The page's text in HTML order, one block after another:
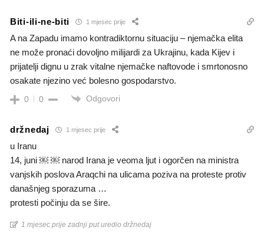
Biti-ili-ne-biti 1 mjesec prije
A na Zapadu imamo kontradiktornu situaciju – njemačka elita
ne može pronaći dovoljno milijardi za Ukrajinu, kada Kijev i
prijatelji dignu u zrak vitalne njemačke naftovode i smrtonosno
osakate njezino već bolesno gospodarstvo.
0 0 Odgovori
držnedaj 1 mjesec prije
u Iranu
14, juni ￼ ￼ narod Irana je veoma ljut i ogorčen na ministra
vanjskih poslova Araqchi na ulicama poziva na proteste protiv
današnjeg sporazuma …
protesti počinju da se šire.
1 mjesec prije zadnji put uredio držnedaj